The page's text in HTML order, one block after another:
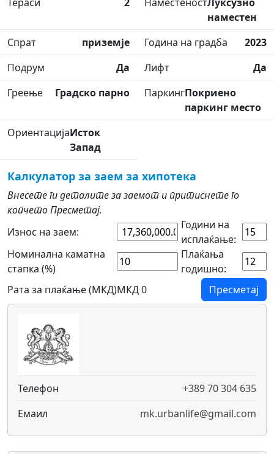
наместен
Спрат
приземје Година на градба
2023
Подрум
Да Лифт
Да
Греење
Градско парно ПаркингПокриено
паркинг место
ОриентацијаИсток
Запад
Калкулатор за заем за хипотека
Внесете ги деталите за заемот и притиснете го
копчето Пресметај.
Износ на заем:
Години на
исплаќање:
Номинална каматна
стапка (%)
Плаќања
годишно:
Рата за плаќање (МКД)МКД 0 Пресметај
Телефон
+389 70 304 635
Емаил
mk.urbanlife@gmail.com